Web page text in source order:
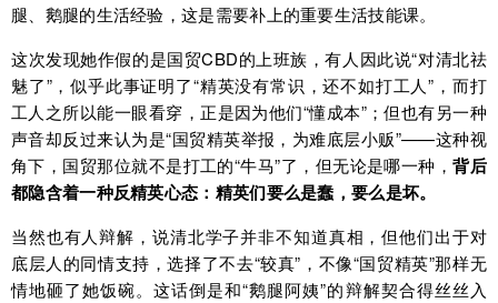
腿、鹅腿的生活经验，这是需要补上的重要生活技能课。
这次发现她作假的是国贸CBD的上班族，有人因此说“对清北祛
魅了”，似乎此事证明了“精英没有常识，还不如打工人”，而打
工人之所以能一眼看穿，正是因为他们“懂成本”；但也有另一种
声音却反过来认为是“国贸精英举报，为难底层小贩”——这种视
角下，国贸那位就不是打工的“牛马”了，但无论是哪一种，背后
都隐含着一种反精英心态：精英们要么是蠢，要么是坏。
当然也有人辩解，说清北学子并非不知道真相，但他们出于对
底层人的同情支持，选择了不去“较真”，不像“国贸精英”那样无
情地砸了她饭碗。这话倒是和“鹅腿阿姨”的辩解契合得丝丝入